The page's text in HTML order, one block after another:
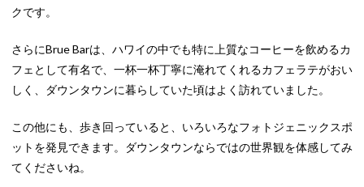
クです。
さらにBrue Barは、ハワイの中でも特に上質なコーヒーを飲めるカ
フェとして有名で、一杯一杯丁寧に淹れてくれるカフェラテがおい
しく、ダウンタウンに暮らしていた頃はよく訪れていました。
この他にも、歩き回っていると、いろいろなフォトジェニックスポ
ットを発見できます。ダウンタウンならではの世界観を体感してみ
てくださいね。